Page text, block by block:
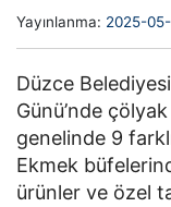
Yayınlanma: 2025-
Düzce
Günü’nde
genelinde 9
Ekmek
ürünler ve özel